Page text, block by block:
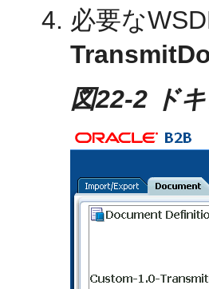
必要な
図22-2 ド